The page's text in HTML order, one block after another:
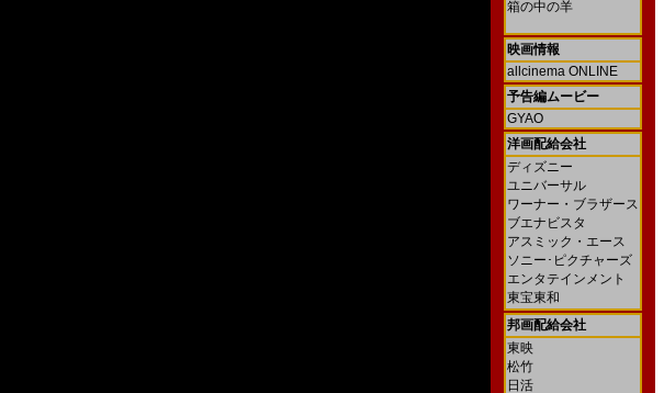
箱の中の羊
映画情報
allcinema ONLINE
予告編ムービー
GYAO
洋画配給会社
ディズニー
ユニバーサル
ワーナー・ブラザース
ブエナビスタ
アスミック・エース
ソニー･ピクチャーズ
エンタテインメント
東宝東和
邦画配給会社
東映
松竹
日活